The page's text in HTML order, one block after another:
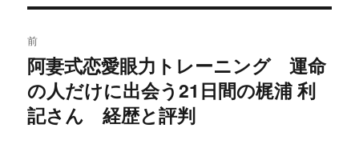
稿
ナ
ビ
前
過
去
の
阿妻式恋愛眼力トレーニング 運命
の人だけに出会う21日間の梶浦 利
記さん 経歴と評判